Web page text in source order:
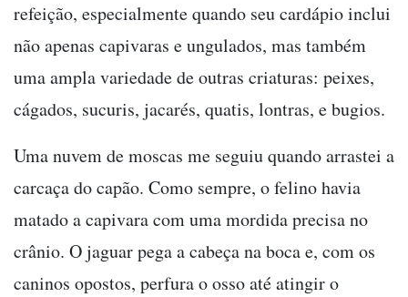
refeição, especialmente quando seu cardápio inclui
não apenas capivaras e ungulados, mas também
uma ampla variedade de outras criaturas: peixes,
cágados, sucuris, jacarés, quatis, lontras, e bugios.
Uma nuvem de moscas me seguiu quando arrastei a
carcaça do capão. Como sempre, o felino havia
matado a capivara com uma mordida precisa no
crânio. O jaguar pega a cabeça na boca e, com os
caninos opostos, perfura o osso até atingir o